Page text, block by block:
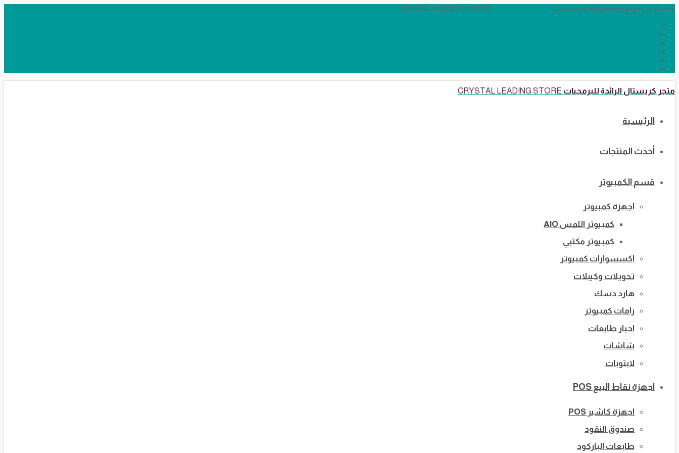
الأسعار في الموقع بعد خصم 50% مرحبا بكم في CRYSTAL LEADING 90111935
متجر كريستال الرائدة للبرمجيات CRYSTAL LEADING STORE
الرئيسية
أحدث المنتجات
قسم الكمبيوتر
اجهزة كمبيوتر
كمبيوتر اللمس AIO
كمبيوتر مكتبي
اكسسوارات كمبيوتر
تحويلات وكيبلات
هارد دسك
رامات كمبيوتر
احبار طابعات
شاشات
لابتوبات
اجهزة نقاط البيع POS
اجهزة كاشير POS
صندوق النقود
طابعات الباركود